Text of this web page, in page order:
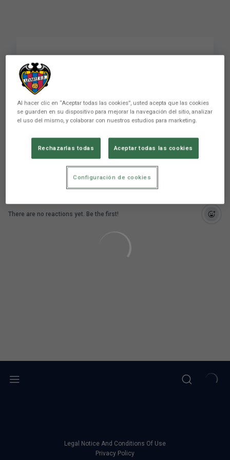
Marijose: "El equipo
está compitiendo muy
bien"
Marijose: "El equipo está compitiendo muy bien"
There are no reactions yet. Be the first!
Legal Notice And Conditions Of Use
Privacy Policy
Al hacer clic en “Aceptar todas las cookies”, usted acepta que las cookies
se guarden en su dispositivo para mejorar la navegación del sitio, analizar
el uso del mismo, y colaborar con nuestros estudios para marketing.
Rechazarlas todas Aceptar todas las cookies
Configuración de cookies